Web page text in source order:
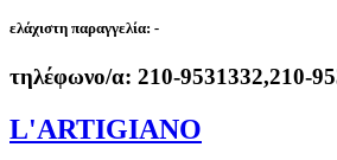
ελάχιστη παραγγελία: -
τηλέφωνο/α: 210-9531332,210-
L'ARTIGIANO